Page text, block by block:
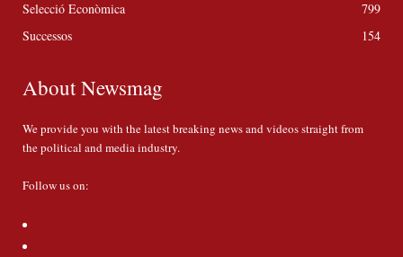
Selecció Econòmica
799
Successos
154
About Newsmag
We provide you with the latest breaking news and videos straight from
the political and media industry.
Follow us on: